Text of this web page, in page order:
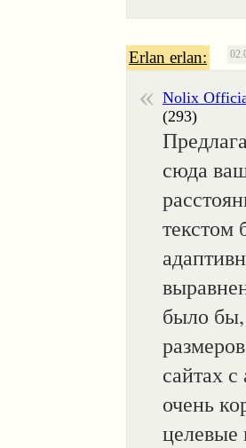
Erlan erlan:
Nolix
(293)
сюда
текстом
было
сайтах
очень